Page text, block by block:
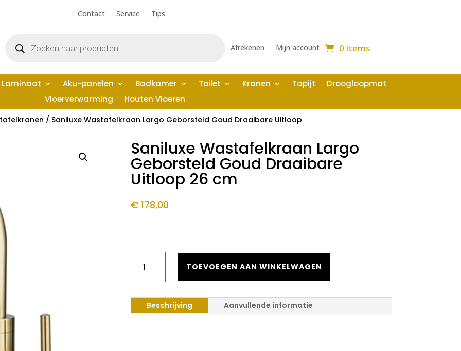
Contact Service Tips
zoeken Afrekenen Mijn account 0 items
Laminaat Aku-panelen Badkamer Toilet Kranen Tapijt
Droogloopmat
Vloerverwarming
Houten Vloeren
/ Saniluxe Wastafelkraan Largo Geborsteld Goud Draaibare Uitloop
Saniluxe Wastafelkraan Largo
Geborsteld Goud Draaibare
Uitloop 26 cm
€178,00
WASTAFELKRAAN
GEBORSTELD
DRAAIBARE
UITLOOP
TOEVOEGEN AAN WINKELWAGEN
Beschrijving Aanvullende informatie